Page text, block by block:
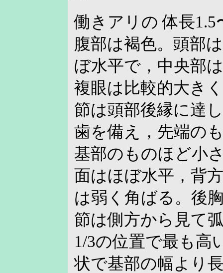
働きアリの 体長1.5
腹部は褐色。頭部
ぼ水平で，中央部
複眼は比較的大き
節は頭部後縁に達
歯を備え，先端の
基部のものほど小
面はほぼ水平，背
は弱く角ばる。後
節は側方から見て
1/3の位置で最も高
状で基部の幅より